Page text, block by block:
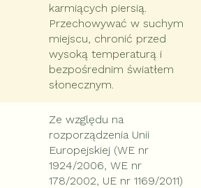
karmiących piersią.
Przechowywać w suchym
miejscu, chronić przed
wysoką temperaturą i
bezpośrednim światłem
słonecznym.
Ze względu na
rozporządzenia Unii
Europejskiej (WE nr
1924/2006, WE nr
178/2002, UE nr 1169/2011)